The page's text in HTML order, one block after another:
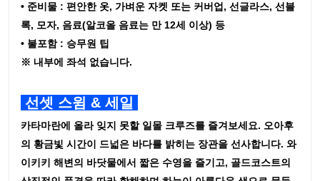
• 준비물 : 편안한 옷, 가벼운 자켓 또는 커버업, 선글라스, 선블
록, 모자, 음료(알코올 음료는 만 12세 이상) 등
• 불포함 : 승무원 팁
※ 내부에 좌석 없습니다.
선셋 스윔 & 세일
카타마란에 올라 잊지 못할 일몰 크루즈를 즐겨보세요. 오아후
의 황금빛 시간이 드넓은 바다를 밝히는 장관을 선사합니다. 와
이키키 해변의 바닷물에서 짧은 수영을 즐기고, 골드코스트의